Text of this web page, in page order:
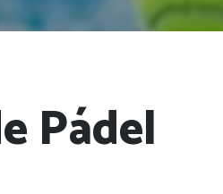
Pádel